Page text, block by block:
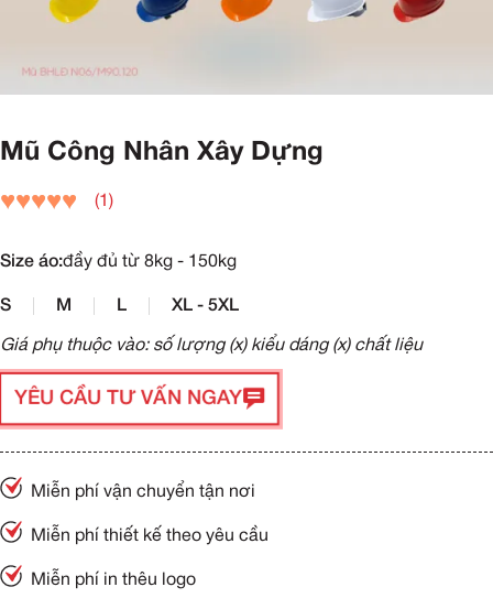
Mũ Công Nhân Xây Dựng
(1)
Size áo:đầy đủ từ 8kg - 150kg
S M L XL - 5XL
Giá phụ thuộc vào: số lượng (x) kiểu dáng (x) chất liệu
YÊU CẦU TƯ VẤN NGAY
Miễn phí vận chuyển tận nơi
Miễn phí thiết kế theo yêu cầu
Miễn phí in thêu logo